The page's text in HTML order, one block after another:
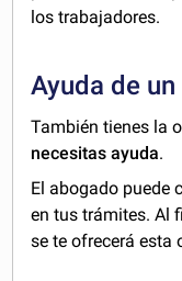
los trabajadores.
Ayuda de
También tienes la
necesitas ayuda.
El abogado puede
en tus trámites. Al
se te ofrecerá esta